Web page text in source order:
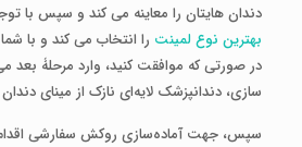
دندان هایتان را معاینه می کند و سپس با
بهترین نوع لمینت را انتخاب می کند و با
در صورتی که موافقت کنید، وارد مرحلۀ بعد
سازی، دندانپزشک لایه‌ای نازک از مینای
سپس، جهت آماده‌سازی روکش سفارشی اقدام